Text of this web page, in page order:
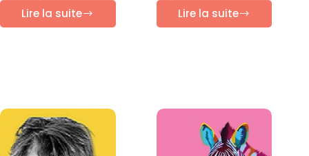
Lire la suite
la
thérapie
Lire la suite
en
société